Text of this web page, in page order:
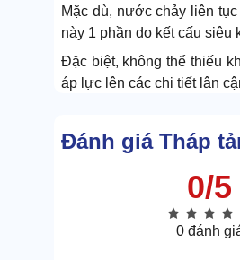
Mặc dù, nước chảy liên
này 1 phần do kết cấu
Đặc biệt, không thể thiếu
áp lực lên các chi tiết lân
Đánh giá Tháp
0/5
0 đánh